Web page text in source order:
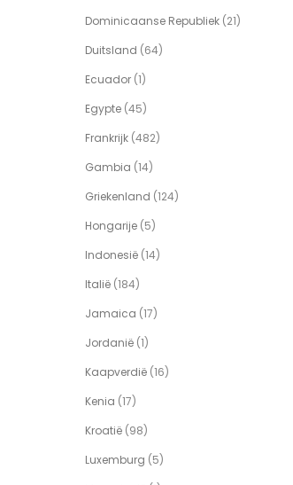
Dominicaanse Republiek (21)
Duitsland (64)
Ecuador (1)
Egypte (45)
Frankrijk (482)
Gambia (14)
Griekenland (124)
Hongarije (5)
Indonesië (14)
Italië (184)
Jamaica (17)
Jordanië (1)
Kaapverdië (16)
Kenia (17)
Kroatië (98)
Luxemburg (5)